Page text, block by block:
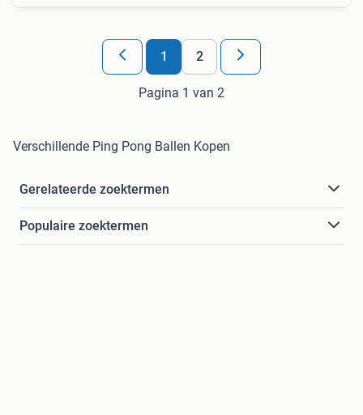
1 2
Pagina 1 van 2
Verschillende Ping Pong Ballen Kopen
Gerelateerde zoektermen
Populaire zoektermen